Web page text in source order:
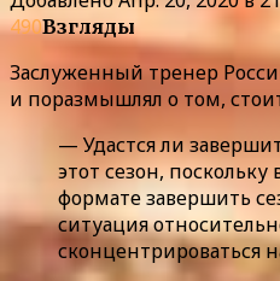
490Взгляды
Заслуженный тренер
и поразмышлял о том,
— Удастся ли
этот сезон,
формате завершить
ситуация
сконцентрироваться